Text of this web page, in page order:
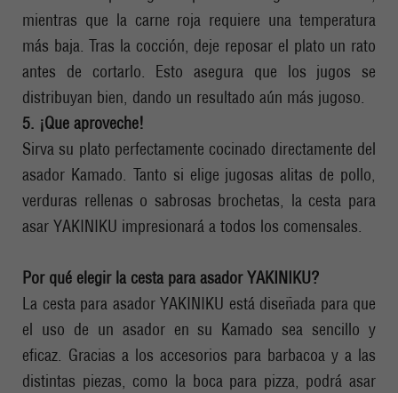
mientras que la carne roja requiere una temperatura
más baja. Tras la cocción, deje reposar el plato un rato
antes de cortarlo. Esto asegura que los jugos se
distribuyan bien, dando un resultado aún más jugoso.
5. ¡Que aproveche!
Sirva su plato perfectamente cocinado directamente del
asador Kamado. Tanto si elige jugosas alitas de pollo,
verduras rellenas o sabrosas brochetas, la cesta para
asar YAKINIKU impresionará a todos los comensales.
Por qué elegir la cesta para asador YAKINIKU?
La cesta para asador YAKINIKU está diseñada para que
el uso de un asador en su Kamado sea sencillo y
eficaz. Gracias a los accesorios para barbacoa y a las
distintas piezas, como la boca para pizza, podrá asar